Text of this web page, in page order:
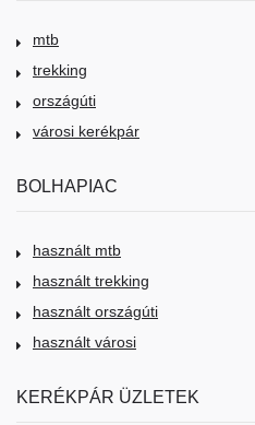
mtb
trekking
országúti
városi kerékpár
BOLHAPIAC
használt mtb
használt trekking
használt országúti
használt városi
KERÉKPÁR ÜZLETEK